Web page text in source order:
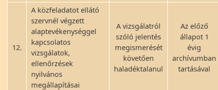
12.
A közfeladatot ellátó
szervnél végzett
alaptevékenységgel
kapcsolatos
vizsgálatok,
ellenőrzések
nyilvános
megállapításai
A vizsgálatról
szóló jelentés
megismerését
követően
haladéktalanul
Az előző
állapot 1
évig
archívumban
tartásával